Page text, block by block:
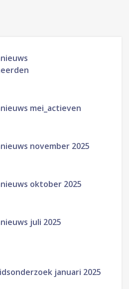
mei_actieven
november 2025
oktober 2025
juli 2025
januari 2025